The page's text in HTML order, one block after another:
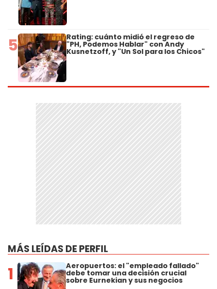
5 Rating: cuánto midió el regreso de
"PH, Podemos Hablar" con Andy
Kusnetzoff, y "Un Sol para los Chicos"
MÁS LEÍDAS DE PERFIL
1 Aeropuertos: el "empleado fallado"
debe tomar una decisión crucial
sobre Eurnekian y sus negocios